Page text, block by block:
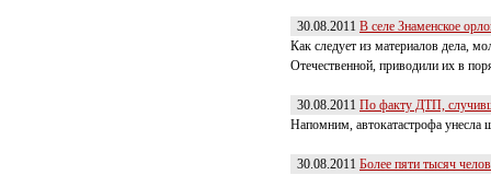
30.08.2011 В селе Знаменское
Как следует из материалов дела,
Отечественной, приводили их в
30.08.2011 По факту ДТП,
Напомним, автокатастрофа унесла
30.08.2011 Более пяти тысяч